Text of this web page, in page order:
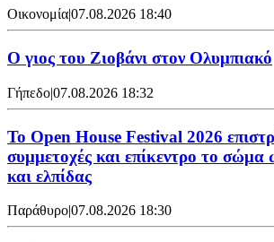
Οικονομία|07.08.2026 18:40
Ο γιος του Ζιοβάνι στον Ολυμπιακό
Γήπεδο|07.08.2026 18:32
Το Open House Festival 2026
συμμετοχές και επίκεντρο το
και ελπίδας
Παράθυρο|07.08.2026 18:30